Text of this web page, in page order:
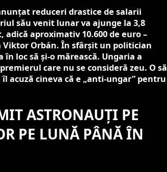
reduceri drastice de salarii
său venit lunar va ajunge la 3,8
aproximativ 10.600 de euro –
Orbán. În sfârșit un politician
loc să și-o mărească. Ungaria a
care nu se consideră zeu. O să
acuză cineva că e „anti-ungar” pentru
ASTRONAUȚI PE
PE LUNĂ PÂNĂ ÎN